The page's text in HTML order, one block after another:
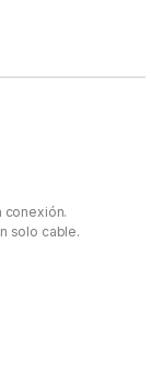
conexión.
solo cable.